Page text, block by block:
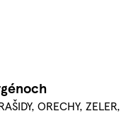
ORECHY,